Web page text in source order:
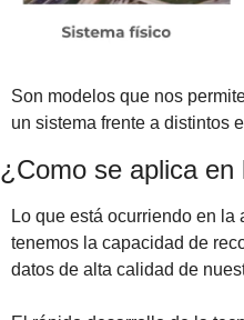
Son modelos que nos
un sistema frente a distintos
¿Como se aplica en
Lo que está ocurriendo en
tenemos la capacidad de
datos de alta calidad de